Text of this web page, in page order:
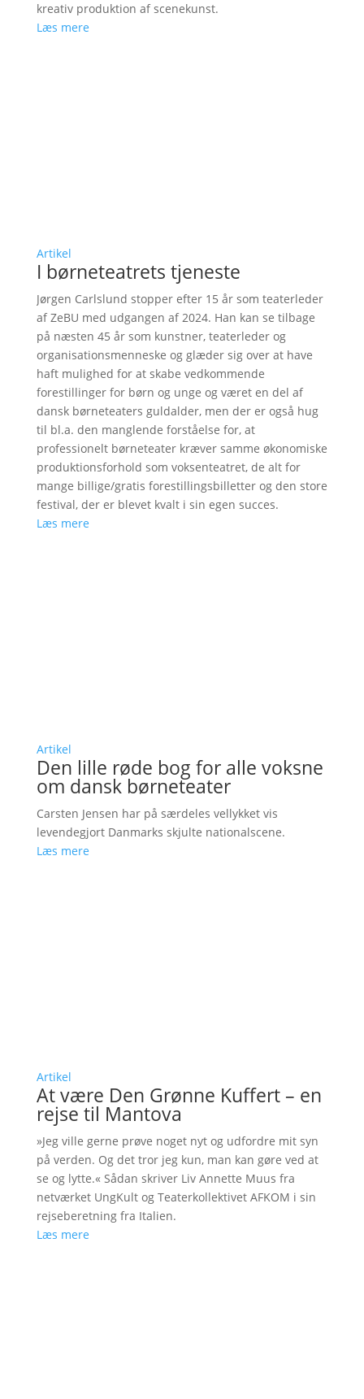
kreativ produktion af scenekunst.
Læs mere
Artikel
I børneteatrets tjeneste
Jørgen Carlslund stopper efter 15 år som teaterleder
af ZeBU med udgangen af 2024. Han kan se tilbage
på næsten 45 år som kunstner, teaterleder og
organisationsmenneske og glæder sig over at have
haft mulighed for at skabe vedkommende
forestillinger for børn og unge og været en del af
dansk børneteaters guldalder, men der er også hug
til bl.a. den manglende forståelse for, at
professionelt børneteater kræver samme økonomiske
produktionsforhold som voksenteatret, de alt for
mange billige/gratis forestillingsbilletter og den store
festival, der er blevet kvalt i sin egen succes.
Læs mere
Artikel
Den lille røde bog for alle voksne
om dansk børneteater
Carsten Jensen har på særdeles vellykket vis
levendegjort Danmarks skjulte nationalscene.
Læs mere
Artikel
At være Den Grønne Kuffert – en
rejse til Mantova
»Jeg ville gerne prøve noget nyt og udfordre mit syn
på verden. Og det tror jeg kun, man kan gøre ved at
se og lytte.« Sådan skriver Liv Annette Muus fra
netværket UngKult og Teaterkollektivet AFKOM i sin
rejseberetning fra Italien.
Læs mere